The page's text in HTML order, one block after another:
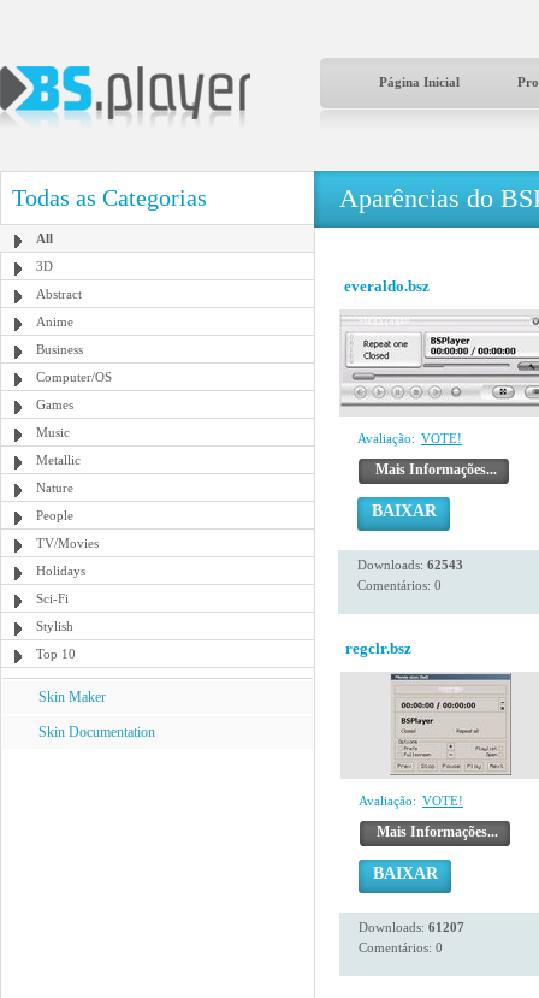
Página Inicial
Todas as Categorias
All
3D
Abstract
Anime
Business
Computer/OS
Games
Music
Metallic
Nature
People
TV/Movies
Holidays
Sci-Fi
Stylish
Top 10
Skin Maker
Skin Documentation
Aparências do
everaldo.bsz
Avaliação: VOTE!
Mais Informações...
BAIXAR
Downloads: 62543
Comentários: 0
regclr.bsz
Avaliação: VOTE!
Mais Informações...
BAIXAR
Downloads: 61207
Comentários: 0